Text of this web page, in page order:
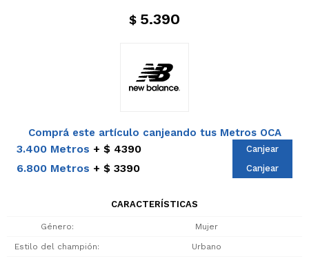
$ 5.390
Comprá este artículo canjeando tus Metros OCA
3.400 Metros $ 4390 Canjear
6.800 Metros $ 3390 Canjear
CARACTERÍSTICAS
Género Mujer
Estilo del champión Urbano